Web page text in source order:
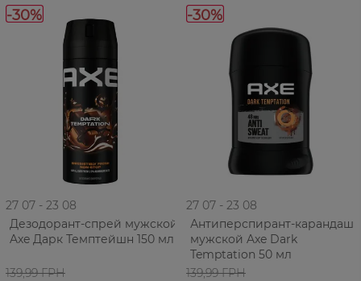
-30%
27 07 - 23 08
Дезодорант-спрей мужской
Axe Дарк Темптейшн 150 мл
139,99 ГРН
-30%
27 07 - 23 08
Антиперспирант-карандаш
мужской Axe Dark
Temptation 50 мл
139,99 ГРН